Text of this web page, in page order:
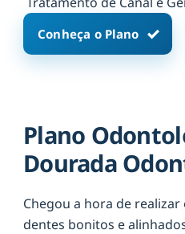
Conheça o Plano
Plano
Dourada
Chegou a hora de
dentes bonitos e